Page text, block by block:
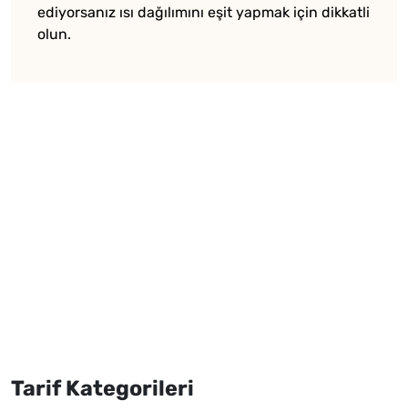
ediyorsanız ısı dağılımını eşit yapmak için dikkatli
olun.
Tarif Kategorileri